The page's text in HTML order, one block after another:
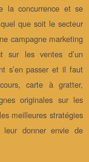
la concurrence et se
que soit le secteur
campagne marketing
sur les ventes d’un
s’en passer et il faut
carte à gratter,
originales sur les
meilleures stratégies
donner envie de